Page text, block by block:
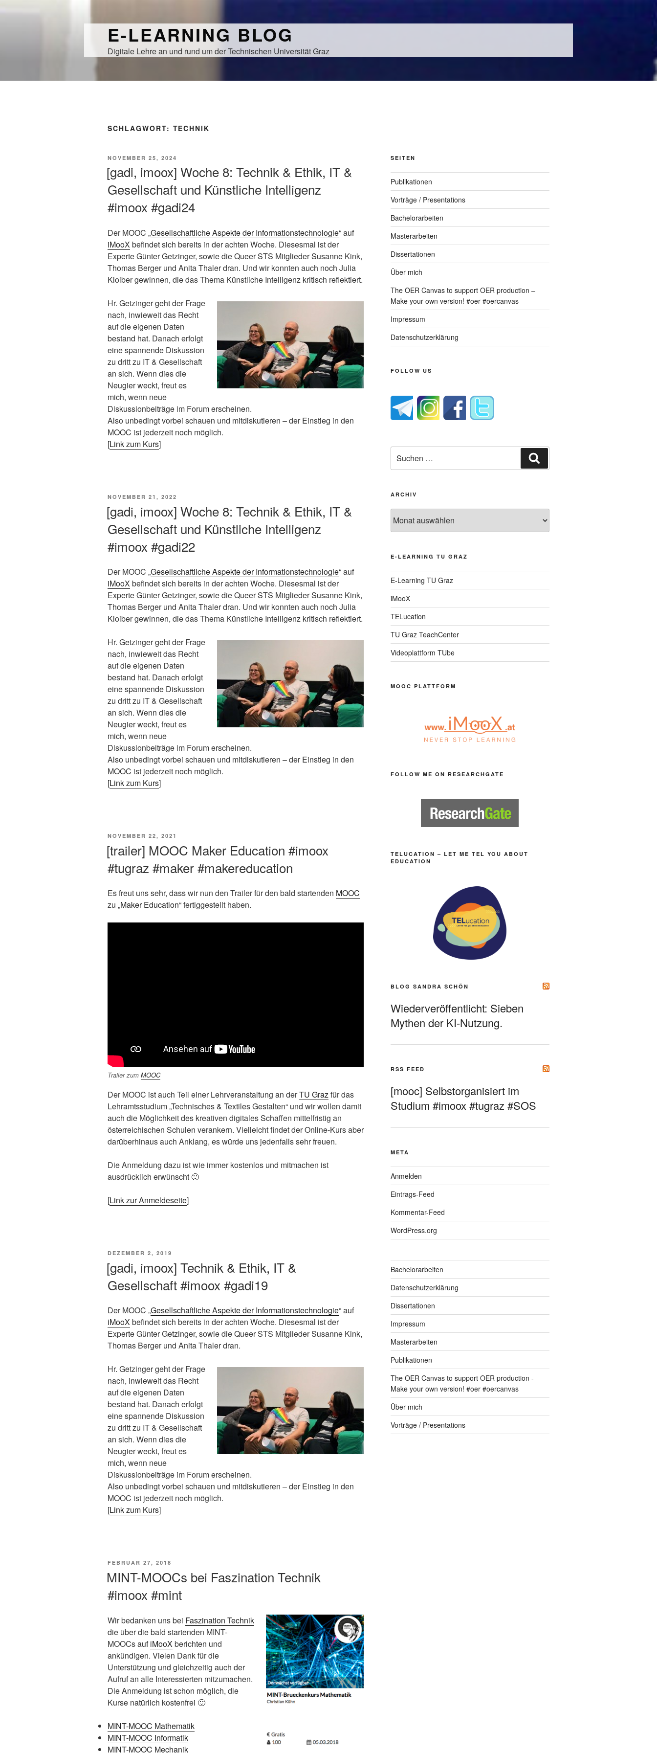
E-LEARNING BLOG
Digitale Lehre an und rund um der Technischen Universität Graz
SCHLAGWORT: TECHNIK
VERÖFFENTLICHT
NOVEMBER 25, 2024
[gadi, imoox] Woche 8: Technik & Ethik, IT &
Gesellschaft und Künstliche Intelligenz
#imoox #gadi24
Der MOOC „Gesellschaftliche Aspekte der Informationstechnologie“ auf
iMooX befindet sich bereits in der achten Woche. Diesesmal ist der
Experte Günter Getzinger, sowie die Queer STS Mitglieder Susanne Kink,
Thomas Berger und Anita Thaler dran. Und wir konnten auch noch Julia
Kloiber gewinnen, die das Thema Künstliche Intelligenz kritisch reflektiert.
Hr. Getzinger geht der Frage
nach, inwieweit das Recht
auf die eigenen Daten
bestand hat. Danach erfolgt
eine spannende Diskussion
zu dritt zu IT & Gesellschaft
an sich. Wenn dies die
Neugier weckt, freut es
mich, wenn neue
Diskussionbeiträge im Forum erscheinen.
Also unbedingt vorbei schauen und mitdiskutieren – der Einstieg in den
MOOC ist jederzeit noch möglich.
[Link zum Kurs]
VERÖFFENTLICHT
NOVEMBER 21, 2022
[gadi, imoox] Woche 8: Technik & Ethik, IT &
Gesellschaft und Künstliche Intelligenz
#imoox #gadi22
Der MOOC „Gesellschaftliche Aspekte der Informationstechnologie“ auf
iMooX befindet sich bereits in der achten Woche. Diesesmal ist der
Experte Günter Getzinger, sowie die Queer STS Mitglieder Susanne Kink,
Thomas Berger und Anita Thaler dran. Und wir konnten auch noch Julia
Kloiber gewinnen, die das Thema Künstliche Intelligenz kritisch reflektiert.
Hr. Getzinger geht der Frage
nach, inwieweit das Recht
auf die eigenen Daten
bestand hat. Danach erfolgt
eine spannende Diskussion
zu dritt zu IT & Gesellschaft
an sich. Wenn dies die
Neugier weckt, freut es
mich, wenn neue
Diskussionbeiträge im Forum erscheinen.
Also unbedingt vorbei schauen und mitdiskutieren – der Einstieg in den
MOOC ist jederzeit noch möglich.
[Link zum Kurs]
VERÖFFENTLICHT
NOVEMBER 22, 2021
[trailer] MOOC Maker Education #imoox
#tugraz #maker #makereducation
Es freut uns sehr, dass wir nun den Trailer für den bald startenden MOOC
zu „Maker Education“ fertiggestellt haben.
Trailer zum MOOC
Der MOOC ist auch Teil einer Lehrveranstaltung an derTU Grazfür das
Lehramtsstudium „Technisches & Textiles Gestalten“ und wir wollen damit
auch die Möglichkeit des kreativen digitales Schaffen mittelfristig an
österreichischen Schulen verankern. Vielleicht findet der Online-Kurs aber
darüberhinaus auch Anklang, es würde uns jedenfalls sehr freuen.
Die Anmeldung dazu ist wie immer kostenlos und mitmachen ist
ausdrücklich erwünscht 🙂
[Link zur Anmeldeseite]
VERÖFFENTLICHT
DEZEMBER 2, 2019
[gadi, imoox] Technik & Ethik, IT &
Gesellschaft #imoox #gadi19
Der MOOC „Gesellschaftliche Aspekte der Informationstechnologie“ auf
iMooX befindet sich bereits in der achten Woche. Diesesmal ist der
Experte Günter Getzinger, sowie die Queer STS Mitglieder Susanne Kink,
Thomas Berger und Anita Thaler dran.
Hr. Getzinger geht der Frage
nach, inwieweit das Recht
auf die eigenen Daten
bestand hat. Danach erfolgt
eine spannende Diskussion
zu dritt zu IT & Gesellschaft
an sich. Wenn dies die
Neugier weckt, freut es
mich, wenn neue
Diskussionbeiträge im Forum erscheinen.
Also unbedingt vorbei schauen und mitdiskutieren – der Einstieg in den
MOOC ist jederzeit noch möglich.
[Link zum Kurs]
VERÖFFENTLICHT
FEBRUAR 27, 2018
MINT-MOOCs bei Faszination Technik
#imoox #mint
Wir bedanken uns bei Faszination Technik
die über die bald startenden MINT-
MOOCs aufiMooX berichten und
ankündigen. Vielen Dank für die
Unterstützung und gleichzeitig auch der
Aufruf an alle Interessierten mitzumachen.
Die Anmeldung ist schon möglich, die
Kurse natürlich kostenfrei 🙂
MINT-MOOC Mathematik
MINT-MOOC Informatik
MINT-MOOC Mechanik
SEITEN
Publikationen
Vorträge / Presentations
Bachelorarbeiten
Masterarbeiten
Dissertationen
Über mich
The OER Canvas to support OER production –
Make your own version! #oer #oercanvas
Impressum
Datenschutzerklärung
FOLLOW US
nach:
ARCHIV
E-LEARNING TU GRAZ
E-Learning TU Graz
iMooX
TELucation
TU Graz TeachCenter
Videoplattform TUbe
MOOC PLATTFORM
FOLLOW ME ON RESEARCHGATE
TELUCATION – LET ME TEL YOU ABOUT
EDUCATION
BLOG SANDRA SCHÖN
Wiederveröffentlicht: Sieben
Mythen der KI-Nutzung.
RSS FEED
[mooc] Selbstorganisiert im
Studium #imoox #tugraz #SOS
META
Anmelden
Eintrags-Feed
Kommentar-Feed
WordPress.org
Bachelorarbeiten
Datenschutzerklärung
Dissertationen
Impressum
Masterarbeiten
Publikationen
The OER Canvas to support OER production -
Make your own version! #oer #oercanvas
Über mich
Vorträge / Presentations